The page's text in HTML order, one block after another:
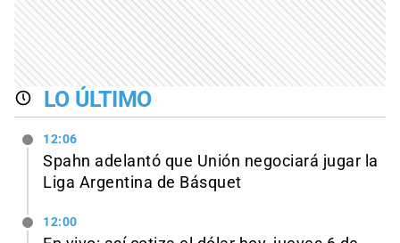
LO ÚLTIMO
12:06
Spahn adelantó que Unión negociará jugar la
Liga Argentina de Básquet
12:00